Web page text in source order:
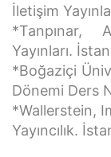
İletişim
*Tanpınar,
Yayınları.
*Boğaziçi
Dönemi Ders
*Wallerstein,
Yayıncılık.